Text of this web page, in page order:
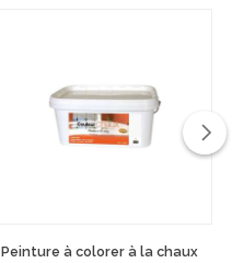
Peinture à colorer à la chaux